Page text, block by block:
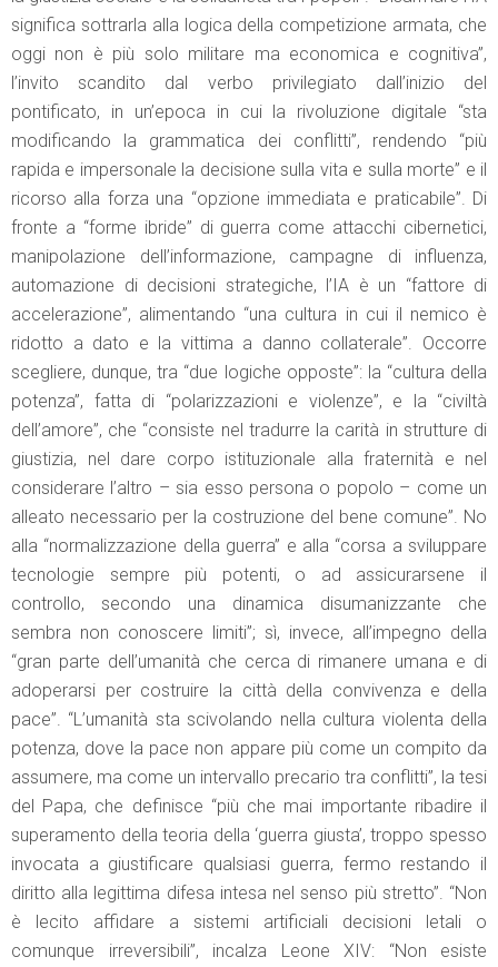
significa sottrarla alla logica della competizione armata, che
oggi non è più solo militare ma economica e cognitiva”,
l’invito scandito dal verbo privilegiato dall’inizio del
pontificato, in un’epoca in cui la rivoluzione digitale “sta
modificando la grammatica dei conflitti”, rendendo “più
rapida e impersonale la decisione sulla vita e sulla morte” e il
ricorso alla forza una “opzione immediata e praticabile”. Di
fronte a “forme ibride” di guerra come attacchi cibernetici,
manipolazione dell’informazione, campagne di influenza,
automazione di decisioni strategiche, l’IA è un “fattore di
accelerazione”, alimentando “una cultura in cui il nemico è
ridotto a dato e la vittima a danno collaterale”. Occorre
scegliere, dunque, tra “due logiche opposte”: la “cultura della
potenza”, fatta di “polarizzazioni e violenze”, e la “civiltà
dell’amore”, che “consiste nel tradurre la carità in strutture di
giustizia, nel dare corpo istituzionale alla fraternità e nel
considerare l’altro – sia esso persona o popolo – come un
alleato necessario per la costruzione del bene comune”. No
alla “normalizzazione della guerra” e alla “corsa a sviluppare
tecnologie sempre più potenti, o ad assicurarsene il
controllo, secondo una dinamica disumanizzante che
sembra non conoscere limiti”; sì, invece, all’impegno della
“gran parte dell’umanità che cerca di rimanere umana e di
adoperarsi per costruire la città della convivenza e della
pace”. “L’umanità sta scivolando nella cultura violenta della
potenza, dove la pace non appare più come un compito da
assumere, ma come un intervallo precario tra conflitti”, la tesi
del Papa, che definisce “più che mai importante ribadire il
superamento della teoria della ‘guerra giusta’, troppo spesso
invocata a giustificare qualsiasi guerra, fermo restando il
diritto alla legittima difesa intesa nel senso più stretto”. “Non
è lecito affidare a sistemi artificiali decisioni letali o
comunque irreversibili”, incalza Leone XIV: “Non esiste